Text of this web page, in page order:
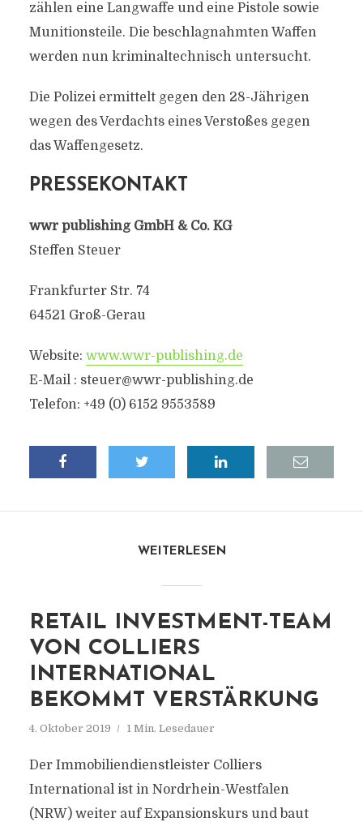
zählen eine Langwaffe und eine Pistole sowie
Munitionsteile. Die beschlagnahmten Waffen
werden nun kriminaltechnisch untersucht.
Die Polizei ermittelt gegen den 28-Jährigen
wegen des Verdachts eines Verstoßes gegen
das Waffengesetz.
PRESSEKONTAKT
wwr publishing GmbH & Co. KG
Steffen Steuer
Frankfurter Str. 74
64521 Groß-Gerau
Website: www.wwr-publishing.de
E-Mail : steuer@wwr-publishing.de
Telefon: +49 (0) 6152 9553589
WEITERLESEN
RETAIL INVESTMENT-TEAM
VON COLLIERS
INTERNATIONAL
BEKOMMT VERSTÄRKUNG
4. Oktober 2019 1 Min. Lesedauer
Der Immobiliendienstleister Colliers
International ist in Nordrhein-Westfalen
(NRW) weiter auf Expansionskurs und baut